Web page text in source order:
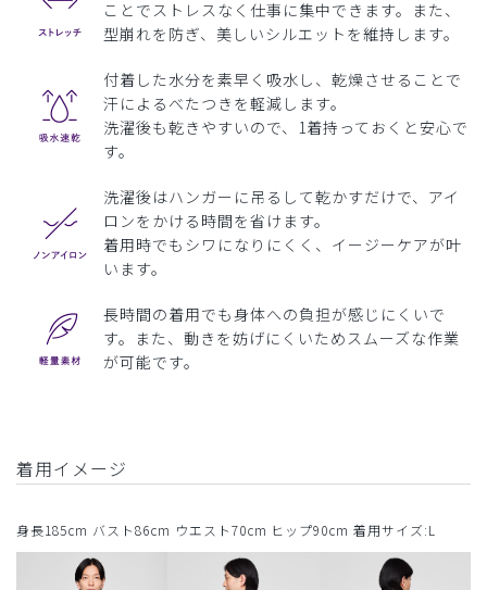
ことでストレスなく仕事に集中できます。また、
型崩れを防ぎ、美しいシルエットを維持します。
付着した水分を素早く吸水し、乾燥させることで
汗によるべたつきを軽減します。
洗濯後も乾きやすいので、1着持っておくと安心で
す。
洗濯後はハンガーに吊るして乾かすだけで、アイ
ロンをかける時間を省けます。
着用時でもシワになりにくく、イージーケアが叶
います。
長時間の着用でも身体への負担が感じにくいで
す。また、動きを妨げにくいためスムーズな作業
が可能です。
着用イメージ
身長185cm バスト86cm ウエスト70cm ヒップ90cm 着用サイズ:L